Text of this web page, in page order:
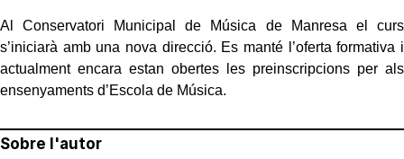
Al Conservatori Municipal de Música de Manresa el curs
s’iniciarà amb una nova direcció. Es manté l’oferta formativa i
actualment encara estan obertes les preinscripcions per als
ensenyaments d’Escola de Música.
Sobre l'autor